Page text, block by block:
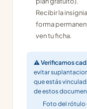
Recibir la insignia
forma
ven tu ficha.
⚠ Verificamos
evitar
que estás
de estos
Foto del rótulo